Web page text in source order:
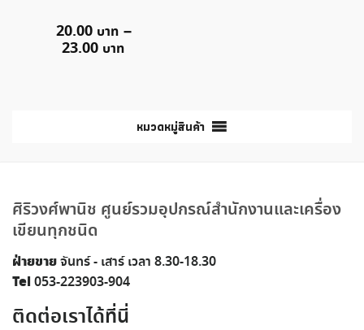
20.00
–
23.00
หมวดหมู่สินค้า
ศิริวงศ์พานิช ศูนย์รวมอุปกรณ์สำนักงานและเครื่อง
เขียนทุกชนิด
ฝ่ายขายจันทร์ - เสาร์ เวลา 8.30-18.30
Tel053-223903-904
ติดต่อเราได้ที่นี่